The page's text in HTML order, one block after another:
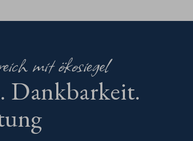
mit ökosiegel
Dankbarkeit.